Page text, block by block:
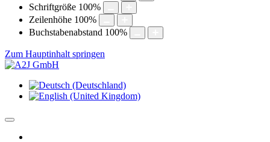
Schriftgröße 100%
Zeilenhöhe 100%
Buchstabenabstand 100%
Zum Hauptinhalt springen